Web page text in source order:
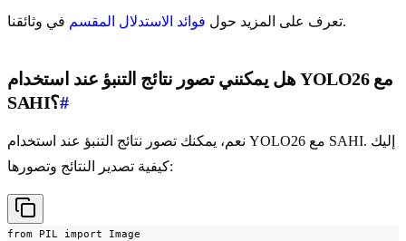
تعرف على المزيد حول فوائد الاستدلال المقسم في وثائقنا.
هل يمكنني تصور نتائج التنبؤ عند استخدام YOLO26 مع
SAHI؟#
نعم، يمكنك تصور نتائج التنبؤ عند استخدام YOLO26 مع SAHI. إليك
كيفية تصدير النتائج وتصورها:
from PIL import Image